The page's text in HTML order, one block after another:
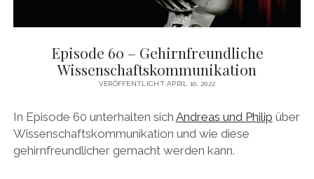
Episode 60 – Gehirnfreundliche
Wissenschaftskommunikation
VERÖFFENTLICHT APRIL 10, 2022
In Episode 60 unterhalten sich Andreas und Philip über
Wissenschaftskommunikation und wie diese
gehirnfreundlicher gemacht werden kann.